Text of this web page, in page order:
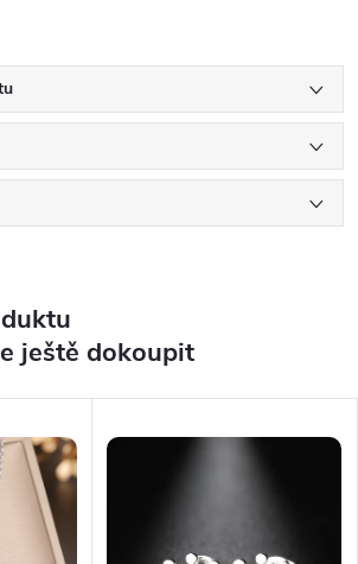
ještě dokoupit